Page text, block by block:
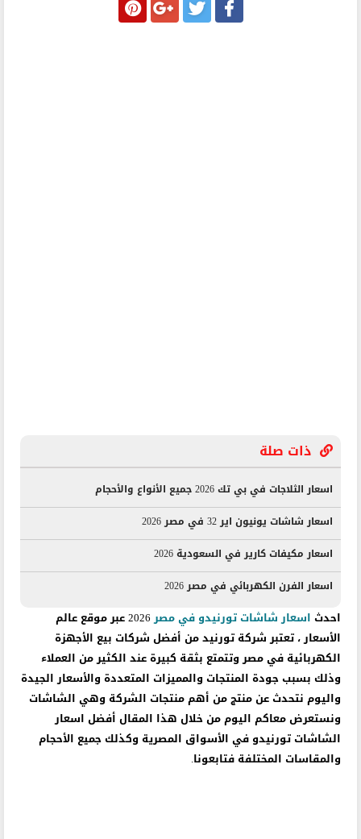
ذات صلة
اسعار الثلاجات في بي تك 2026 جميع الأنواع والأحجام
اسعار شاشات يونيون اير 32 في مصر 2026
اسعار مكيفات كارير في السعودية 2026
اسعار الفرن الكهربائي في مصر 2026
احدثاسعار شاشات تورنيدو في مصر
2026 عبر موقع عالم
الأسعار ، تعتبر شركة تورنيد من أفضل شركات بيع الأجهزة
الكهربائية في مصر وتتمتع بثقة كبيرة عند الكثير من العملاء
وذلك بسبب جودة المنتجات والمميزات المتعددة والأسعار الجيدة
واليوم نتحدث عن منتج من أهم منتجات الشركة وهي الشاشات
ونستعرض معاكم اليوم من خلال هذا المقال أفضل اسعار
الشاشات تورنيدو في الأسواق المصرية وكذلك جميع الأحجام
والمقاسات المختلفة فتابعونا.